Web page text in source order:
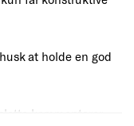
at holde en god
kommentarer,